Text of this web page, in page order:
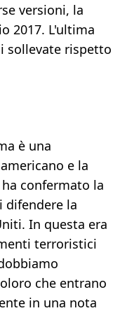
versioni, la
2017. L'ultima
sollevate rispetto
è una
e la
confermato la
difendere la
In questa era
terroristici
che entrano
in una nota